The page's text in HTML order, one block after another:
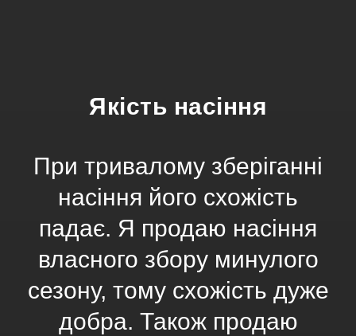
Якість насіння
При тривалому зберіганні
насіння його схожість
падає. Я продаю насіння
власного збору минулого
сезону, тому схожість дуже
добра. Також продаю